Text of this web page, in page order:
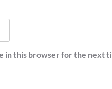
in this browser for the next